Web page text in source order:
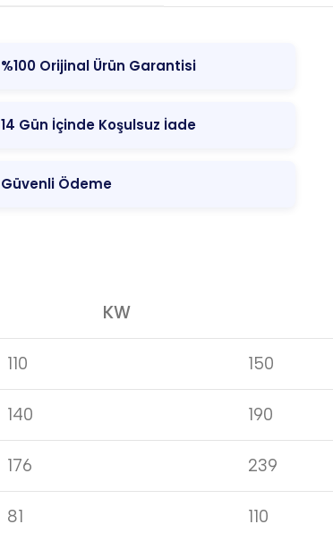
%100 Orijinal Ürün Garantisi
14 Gün İçinde Koşulsuz İade
Güvenli Ödeme
KW
110 150
140 190
176 239
81 110